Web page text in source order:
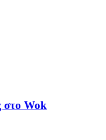
στο Wok